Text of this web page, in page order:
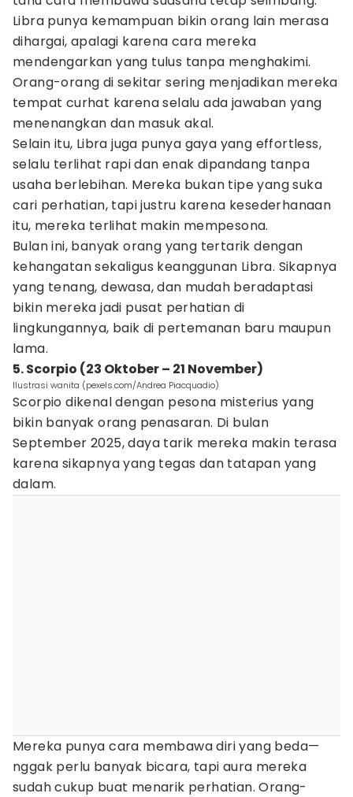
Libra punya kemampuan bikin orang lain merasa
dihargai, apalagi karena cara mereka
mendengarkan yang tulus tanpa menghakimi.
Orang-orang di sekitar sering menjadikan mereka
tempat curhat karena selalu ada jawaban yang
menenangkan dan masuk akal.
Selain itu, Libra juga punya gaya yang effortless,
selalu terlihat rapi dan enak dipandang tanpa
usaha berlebihan. Mereka bukan tipe yang suka
cari perhatian, tapi justru karena kesederhanaan
itu, mereka terlihat makin mempesona.
Bulan ini, banyak orang yang tertarik dengan
kehangatan sekaligus keanggunan Libra. Sikapnya
yang tenang, dewasa, dan mudah beradaptasi
bikin mereka jadi pusat perhatian di
lingkungannya, baik di pertemanan baru maupun
lama.
5. Scorpio (23 Oktober – 21 November)
Ilustrasi wanita (pexels.com/Andrea Piacquadio)
Scorpio dikenal dengan pesona misterius yang
bikin banyak orang penasaran. Di bulan
September 2025, daya tarik mereka makin terasa
karena sikapnya yang tegas dan tatapan yang
dalam.
Mereka punya cara membawa diri yang beda—
nggak perlu banyak bicara, tapi aura mereka
sudah cukup buat menarik perhatian. Orang-